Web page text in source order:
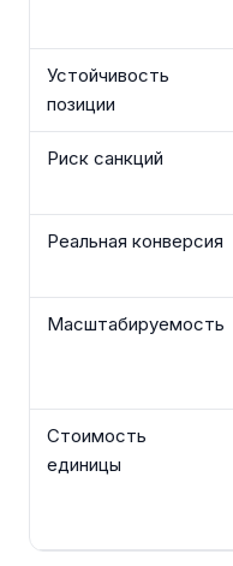
Устойчивость
позиции
Риск санкций
Реальная конверсия
Масштабируемость
Стоимость
единицы